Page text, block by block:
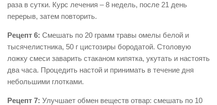
раза в сутки. Курс лечения – 8 недель, после 21 день
перерыв, затем повторить.
Рецепт 6: Смешать по 20 грамм травы омелы белой и
тысячелистника, 50 г цистозиры бородатой. Столовую
ложку смеси заварить стаканом кипятка, укутать и настоять
два часа. Процедить настой и принимать в течение дня
небольшими глотками.
Рецепт 7: Улучшает обмен веществ отвар: смешать по 10